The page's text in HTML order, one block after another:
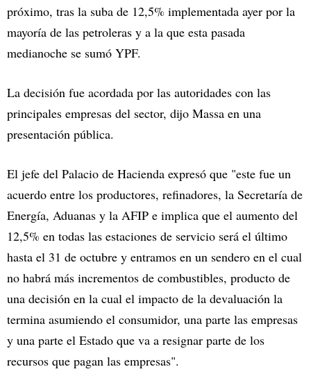
próximo, tras la suba de 12,5% implementada ayer por la
mayoría de las petroleras y a la que esta pasada
medianoche se sumó YPF.
La decisión fue acordada por las autoridades con las
principales empresas del sector, dijo Massa en una
presentación pública.
El jefe del Palacio de Hacienda expresó que "este fue un
acuerdo entre los productores, refinadores, la Secretaría de
Energía, Aduanas y la AFIP e implica que el aumento del
12,5% en todas las estaciones de servicio será el último
hasta el 31 de octubre y entramos en un sendero en el cual
no habrá más incrementos de combustibles, producto de
una decisión en la cual el impacto de la devaluación la
termina asumiendo el consumidor, una parte las empresas
y una parte el Estado que va a resignar parte de los
recursos que pagan las empresas".